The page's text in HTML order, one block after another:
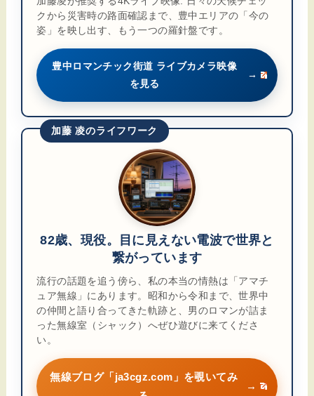
クから災害時の路面確認まで、豊中エリアの「今の
姿」を映し出す、もう一つの羅針盤です。
豊中ロマンチック街道 ライブカメラ映像
を見る
→
加藤 凌のライフワーク
82歳、現役。目に見えない電波で世界と
繋がっています
流行の話題を追う傍ら、私の本当の情熱は「アマチ
ュア無線」にあります。昭和から令和まで、世界中
の仲間と語り合ってきた軌跡と、男のロマンが詰ま
った無線室（シャック）へぜひ遊びに来てくださ
い。
無線ブログ「ja3cgz.com」を覗いてみ
→